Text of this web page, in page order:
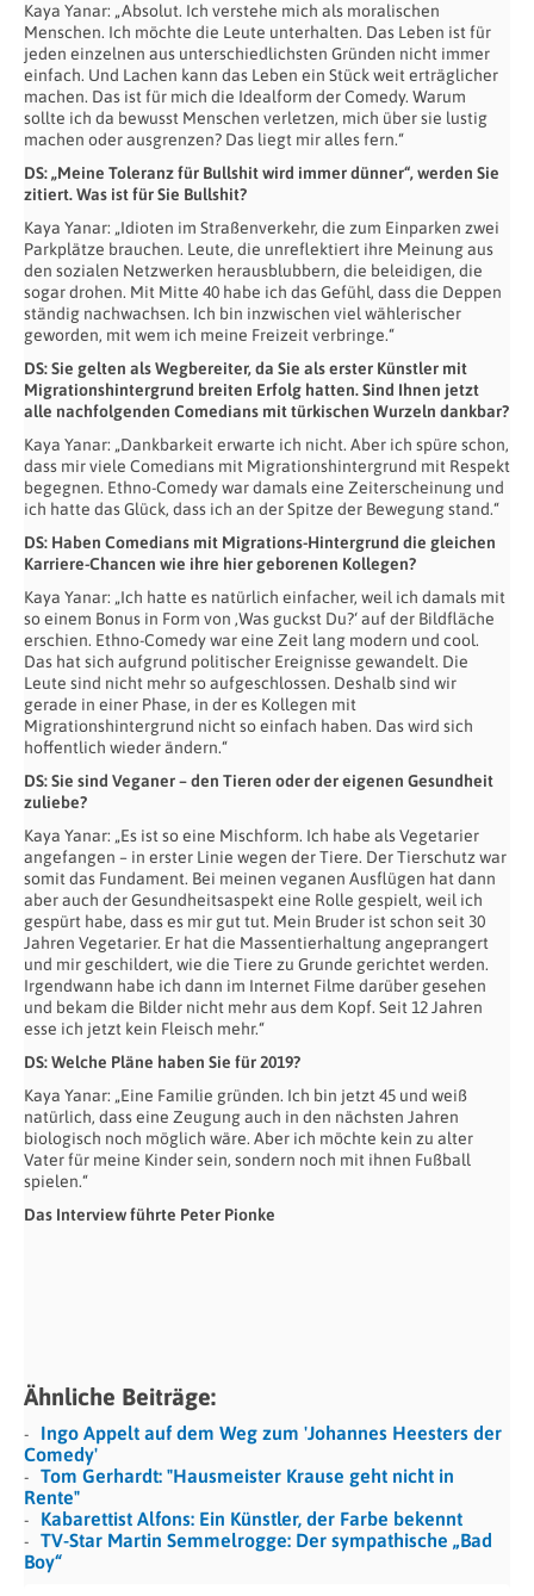
Kaya Yanar: „Absolut. Ich verstehe mich als moralischen
Menschen. Ich möchte die Leute unterhalten. Das Leben ist für
jeden einzelnen aus unterschiedlichsten Gründen nicht immer
einfach. Und Lachen kann das Leben ein Stück weit erträglicher
machen. Das ist für mich die Idealform der Comedy. Warum
sollte ich da bewusst Menschen verletzen, mich über sie lustig
machen oder ausgrenzen? Das liegt mir alles fern.“
DS: „Meine Toleranz für Bullshit wird immer dünner“, werden Sie
zitiert. Was ist für Sie Bullshit?
Kaya Yanar: „Idioten im Straßenverkehr, die zum Einparken zwei
Parkplätze brauchen. Leute, die unreflektiert ihre Meinung aus
den sozialen Netzwerken herausblubbern, die beleidigen, die
sogar drohen. Mit Mitte 40 habe ich das Gefühl, dass die Deppen
ständig nachwachsen. Ich bin inzwischen viel wählerischer
geworden, mit wem ich meine Freizeit verbringe.“
DS: Sie gelten als Wegbereiter, da Sie als erster Künstler mit
Migrationshintergrund breiten Erfolg hatten. Sind Ihnen jetzt
alle nachfolgenden Comedians mit türkischen Wurzeln dankbar?
Kaya Yanar: „Dankbarkeit erwarte ich nicht. Aber ich spüre schon,
dass mir viele Comedians mit Migrationshintergrund mit Respekt
begegnen. Ethno-Comedy war damals eine Zeiterscheinung und
ich hatte das Glück, dass ich an der Spitze der Bewegung stand.“
DS: Haben Comedians mit Migrations-Hintergrund die gleichen
Karriere-Chancen wie ihre hier geborenen Kollegen?
Kaya Yanar: „Ich hatte es natürlich einfacher, weil ich damals mit
so einem Bonus in Form von ‚Was guckst Du?‘ auf der Bildfläche
erschien. Ethno-Comedy war eine Zeit lang modern und cool.
Das hat sich aufgrund politischer Ereignisse gewandelt. Die
Leute sind nicht mehr so aufgeschlossen. Deshalb sind wir
gerade in einer Phase, in der es Kollegen mit
Migrationshintergrund nicht so einfach haben. Das wird sich
hoffentlich wieder ändern.“
DS: Sie sind Veganer – den Tieren oder der eigenen Gesundheit
zuliebe?
Kaya Yanar: „Es ist so eine Mischform. Ich habe als Vegetarier
angefangen – in erster Linie wegen der Tiere. Der Tierschutz war
somit das Fundament. Bei meinen veganen Ausflügen hat dann
aber auch der Gesundheitsaspekt eine Rolle gespielt, weil ich
gespürt habe, dass es mir gut tut. Mein Bruder ist schon seit 30
Jahren Vegetarier. Er hat die Massentierhaltung angeprangert
und mir geschildert, wie die Tiere zu Grunde gerichtet werden.
Irgendwann habe ich dann im Internet Filme darüber gesehen
und bekam die Bilder nicht mehr aus dem Kopf. Seit 12 Jahren
esse ich jetzt kein Fleisch mehr.“
DS: Welche Pläne haben Sie für 2019?
Kaya Yanar: „Eine Familie gründen. Ich bin jetzt 45 und weiß
natürlich, dass eine Zeugung auch in den nächsten Jahren
biologisch noch möglich wäre. Aber ich möchte kein zu alter
Vater für meine Kinder sein, sondern noch mit ihnen Fußball
spielen.“
Das Interview führte Peter Pionke
Ähnliche Beiträge:
Ingo Appelt auf dem Weg zum 'Johannes Heesters der
Comedy'
Tom Gerhardt: "Hausmeister Krause geht nicht in
Rente"
Kabarettist Alfons: Ein Künstler, der Farbe bekennt
TV-Star Martin Semmelrogge: Der sympathische „Bad
Boy“